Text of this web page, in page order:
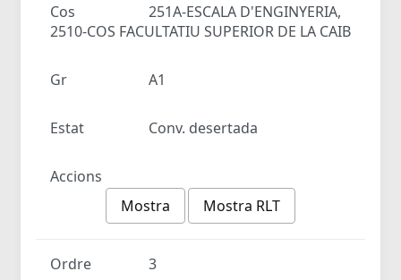
Cos
251A-ESCALA D'ENGINYERIA,
2510-COS FACULTATIU SUPERIOR DE LA CAIB
Gr A1
Estat Conv. desertada
Accions
Mostra
Mostra RLT
Ordre 3